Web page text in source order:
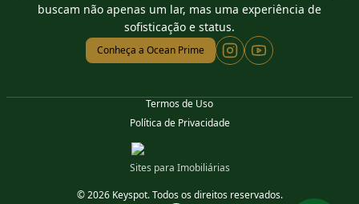
buscam não apenas um lar, mas uma experiência de
sofisticação e status.
Conheça a Ocean Prime
Termos de Uso
Política de Privacidade
Sites para Imobiliárias
© 2026 Keyspot. Todos os direitos reservados.